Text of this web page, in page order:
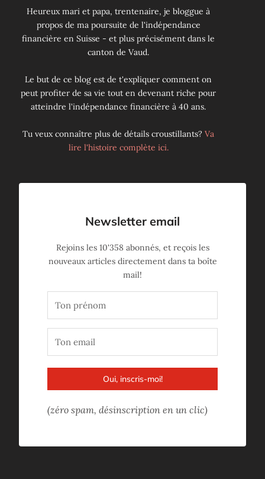
Heureux mari et papa, trentenaire, je bloggue à
propos de ma poursuite de l'indépendance
financière en Suisse - et plus précisément dans le
canton de Vaud.
Le but de ce blog est de t'expliquer comment on
peut profiter de sa vie tout en devenant riche pour
atteindre l'indépendance financière à 40 ans.
Tu veux connaître plus de détails croustillants? Va
lire l'histoire complète ici.
Newsletter email
Rejoins les 10'358 abonnés, et reçois les
nouveaux articles directement dans ta boîte
mail!
Oui, inscris-moi!
(zéro spam, désinscription en un clic)